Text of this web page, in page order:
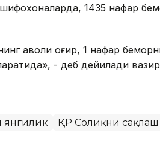
1435 нафар
аҳволи оғир, 1 нафар
- деб дейилади
янгилик
ҚР Соғлиқни